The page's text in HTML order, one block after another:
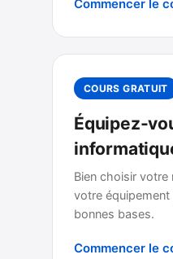
Commencer le
COURS GRATUIT
Équipez-
Bien choisir votre
votre
bonnes bases.
Commencer le